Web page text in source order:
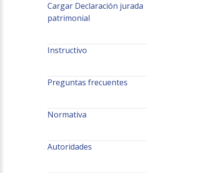
Cargar Declaración jurada
patrimonial
Instructivo
Preguntas frecuentes
Normativa
Autoridades